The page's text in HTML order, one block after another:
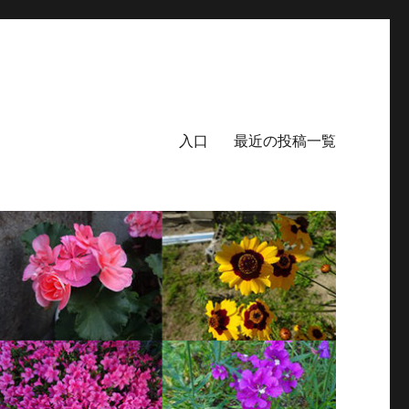
入口 最近の投稿一覧